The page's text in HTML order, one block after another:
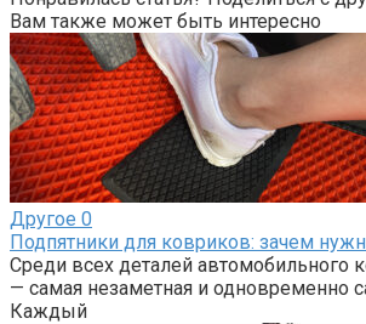
Вам также может быть интересно
Другое 0
Подпятники для ковриков: зачем
Среди всех деталей автомобильного
— самая незаметная и одновременно
Каждый